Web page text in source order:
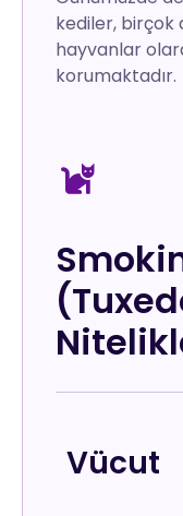
kediler, birçok
hayvanlar
korumaktadır.
Vücut